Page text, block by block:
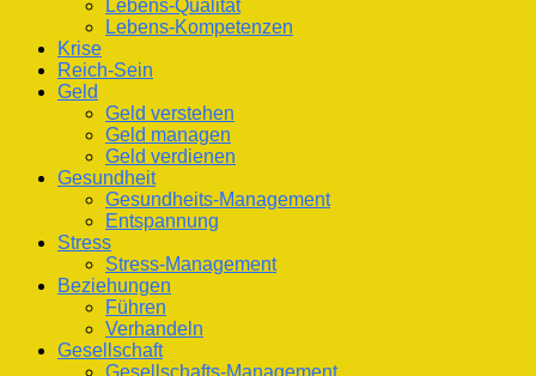
Lebens-Qualität
Lebens-Kompetenzen
Krise
Reich-Sein
Geld
Geld verstehen
Geld managen
Geld verdienen
Gesundheit
Gesundheits-Management
Entspannung
Stress
Stress-Management
Beziehungen
Führen
Verhandeln
Gesellschaft
Gesellschafts-Management